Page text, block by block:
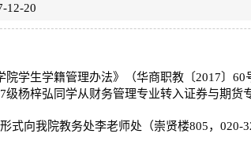
12-20
院学生学籍管理办法》（华商职教〔 2017 〕 60
级杨梓弘同学从财务管理专业转入证券与期货
式向我院教务处李老师处（崇贤楼805， 020-